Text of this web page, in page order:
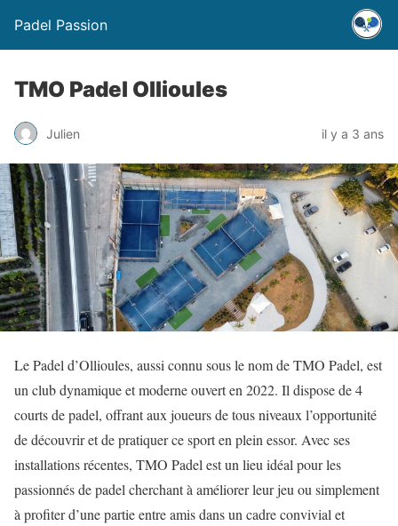
Padel Passion
TMO Padel Ollioules
Julien il y a 3 ans
Le Padel d’Ollioules, aussi connu sous le nom de TMO Padel, est
un club dynamique et moderne ouvert en 2022. Il dispose de 4
courts de padel, offrant aux joueurs de tous niveaux l’opportunité
de découvrir et de pratiquer ce sport en plein essor. Avec ses
installations récentes, TMO Padel est un lieu idéal pour les
passionnés de padel cherchant à améliorer leur jeu ou simplement
à profiter d’une partie entre amis dans un cadre convivial et